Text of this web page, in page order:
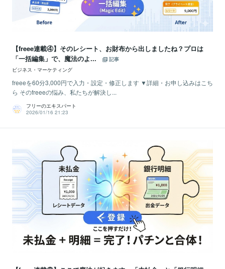
【freee連載④】そのレシート、お財布から出しましたね？プロは
「一括編集」で、魔法のよ...
記事
ビジネス・マーケティング
freeeを60分3,000円で入力・設定・修正します ▼詳細・お申し込みはこち
ら そのfreeeの悩み、私たちが解決し...
フリーのエキスパート
2026/01/16 21:23